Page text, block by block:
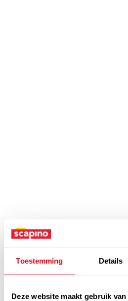
Toestemming Details
Deze website maakt gebruik